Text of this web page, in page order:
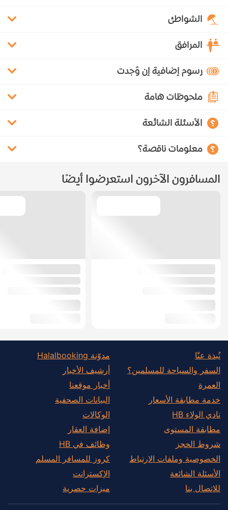
الشواطئ
المرافق
رسوم إضافية إن وُجدت
ملحوظات هامة
الأسئلة الشائعة
معلومات ناقصة؟
المسافرون الآخرون استعرضوا أيضًا
نُبذة عنّا
السفر والسياحة للمسلمين؟
العمرة
خدمة مطابقة الأسعار
نادي الولاء HB
مطابقة المستوى
شروط الحجز
الخصوصية وملفات الارتباط
الأسئلة الشائعة
للاتصال بنا
مدوّنة Halalbooking
أرشيف الأخبار
أخبار موقعنا
البيانات الصحفية
الوكالات
إضافة العقار
وظائف في HB
كروز للمسافر المسلم
الإكسترانت
ميزات حصرية